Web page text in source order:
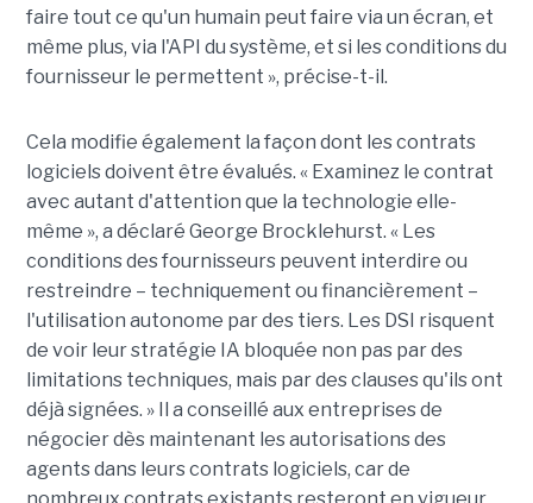
faire tout ce qu'un humain peut faire via un écran, et
même plus, via l'API du système, et si les conditions du
fournisseur le permettent », précise-t-il.
Cela modifie également la façon dont les contrats
logiciels doivent être évalués. « Examinez le contrat
avec autant d'attention que la technologie elle-
même », a déclaré George Brocklehurst. « Les
conditions des fournisseurs peuvent interdire ou
restreindre – techniquement ou financièrement – ​​
l'utilisation autonome par des tiers. Les DSI risquent
de voir leur stratégie IA bloquée non pas par des
limitations techniques, mais par des clauses qu'ils ont
déjà signées. » Il a conseillé aux entreprises de
négocier dès maintenant les autorisations des
agents dans leurs contrats logiciels, car de